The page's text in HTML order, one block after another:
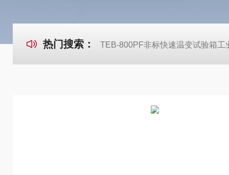
热门搜索： TEB-800PF非标快速温变试验箱工